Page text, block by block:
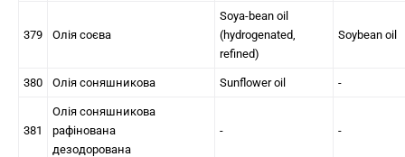
379 Олія соєва
Soya-bean oil
(hydrogenated,
refined)
Soybean oil
380 Олія соняшникова Sunflower oil -
381
Олія соняшникова
рафінована
дезодорована
- -